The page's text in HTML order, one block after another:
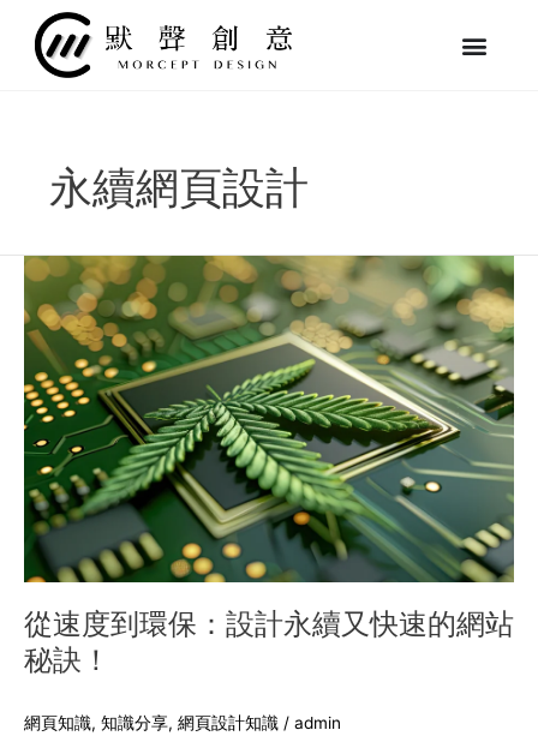
永續網頁設計
從速度到環保：設計永續又快速的網站
秘訣！
網頁知識, 知識分享, 網頁設計知識 / admin
從
度
到
環
保：
設
計
永
續
又
速
的
網
站
訣！